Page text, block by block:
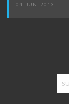
04. JUNI 2013